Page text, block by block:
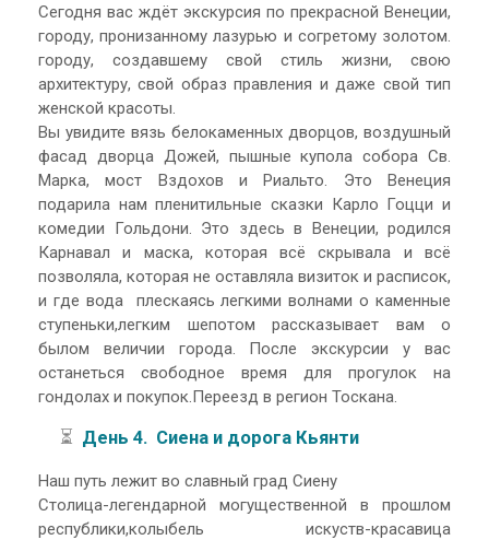
Сегодня вас ждёт экскурсия по прекрасной Венеции,
городу, пронизанному лазурью и согретому золотом.
городу, создавшему свой стиль жизни, свою
архитектуру, свой образ правления и даже свой тип
женской красоты.
Вы увидите вязь белокаменных дворцов, воздушный
фасад дворца Дожей, пышные купола собора Св.
Марка, мост Вздохов и Риальто. Это Венеция
подарила нам пленитильные сказки Карло Гоцци и
комедии Гольдони. Это здесь в Венеции, родился
Карнавал и маска, которая всё скрывала и всё
позволяла, которая не оставляла визиток и расписок,
и где вода плескаясь легкими волнами о каменные
ступеньки,легким шепотом рассказывает вам о
былом величии города. После экскурсии у вас
останеться свободное время для прогулок на
гондолах и покупок.Переезд в регион Тоскана.
⏳ День 4. Сиена и дорога Кьянти
Наш путь лежит во славный град Сиену
Столица-легендарной могущественной в прошлом
республики,колыбель искуств-красавица